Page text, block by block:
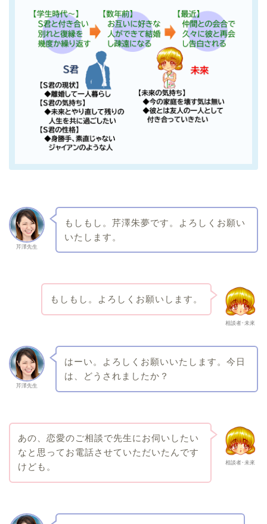
芹澤先生
もしもし。芹澤朱夢です。よろしくお願い
いたします。
相談者･未來
もしもし。よろしくお願いします。
芹澤先生
はーい。よろしくお願いいたします。今日
は、どうされましたか？
相談者･未來
あの、恋愛のご相談で先生にお伺いしたい
なと思ってお電話させていただいたんです
けども。